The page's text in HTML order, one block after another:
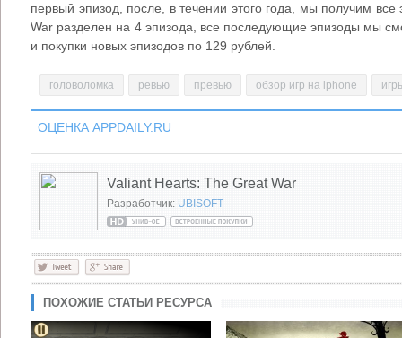
первый эпизод, после, в течении этого года, мы получим
War разделен на 4 эпизода, все последующие эпизоды мы
и покупки новых эпизодов по 129 рублей.
головоломка ревью превью обзор игр на iphone
ОЦЕНКА APPDAILY.RU
Valiant Hearts: The Great War
Разработчик: UBISOFT
ПОХОЖИЕ СТАТЬИ РЕСУРСА